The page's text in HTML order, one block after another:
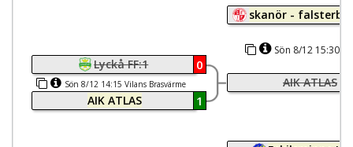
Lyckå FF:1 0
Sön 8/12 14:15 Vilans Brasvärme
AIK ATLAS 1
skanör - falsterbo
Sön 8/12 15:30
AIK ATLAS